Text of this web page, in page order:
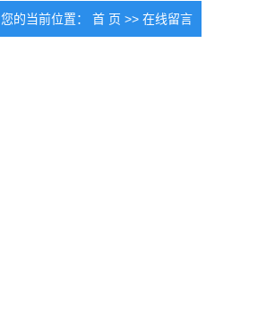
您的当前位置： 首 页 >> 在线留言